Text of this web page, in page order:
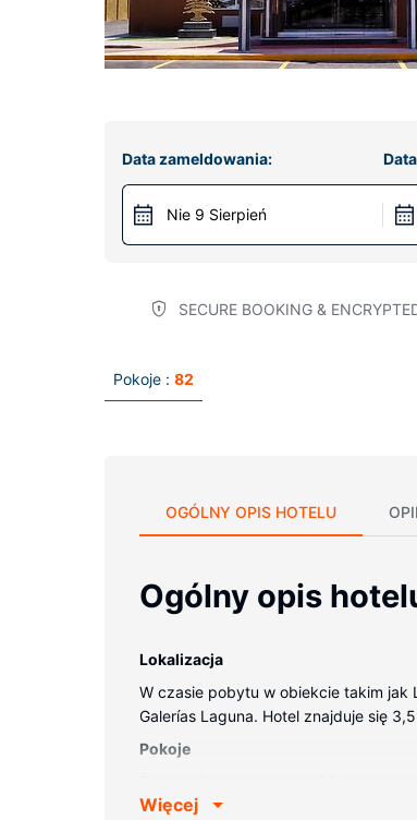
Data zameldowania:
Nie 9 Sierpień
SECURE BOOKING &
Pokoje : 82
OGÓLNY OPIS HOTELU
Ogólny opis
Lokalizacja
W czasie pobytu w obiekcie takim jak
Galerías Laguna. Hotel znajduje się
Pokoje
lub prysznice i suszarki do włosów.
Więcej